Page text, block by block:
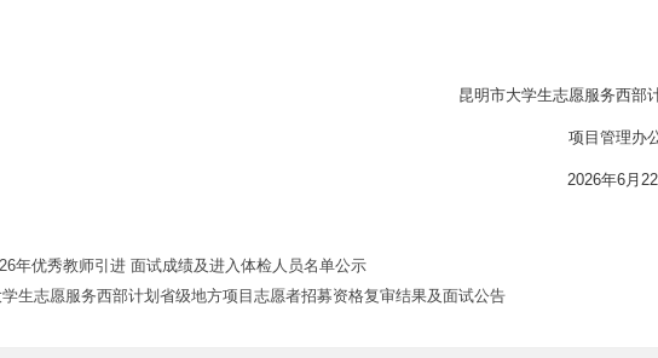
昆明市大学生志愿服务西部
项目管理办公
2026年6月22
年优秀教师引进 面试成绩及进入体检人员名单公示
生志愿服务西部计划省级地方项目志愿者招募资格复审结果及面试公告